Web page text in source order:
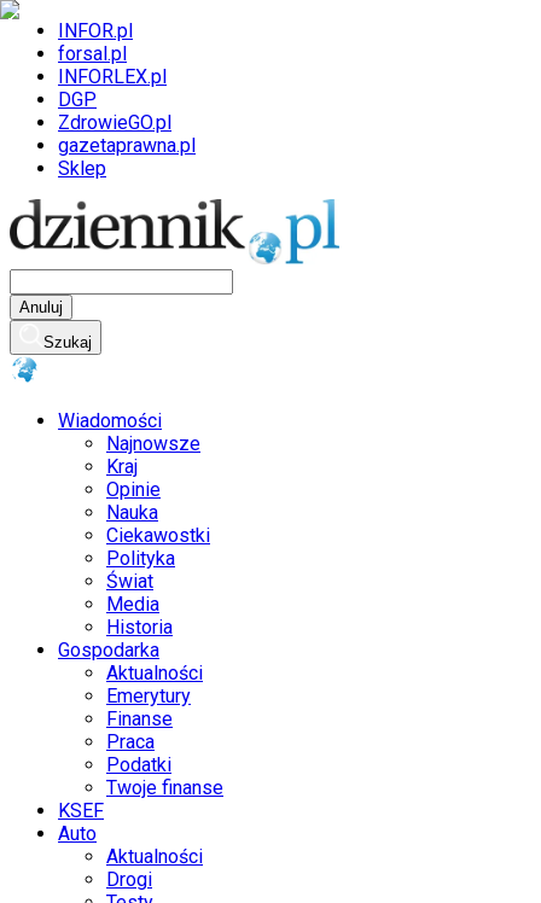
INFOR.pl
forsal.pl
INFORLEX.pl
DGP
ZdrowieGO.pl
gazetaprawna.pl
Sklep
Anuluj
Szukaj
Wiadomości
Najnowsze
Kraj
Opinie
Nauka
Ciekawostki
Polityka
Świat
Media
Historia
Gospodarka
Aktualności
Emerytury
Finanse
Praca
Podatki
Twoje finanse
KSEF
Auto
Aktualności
Drogi